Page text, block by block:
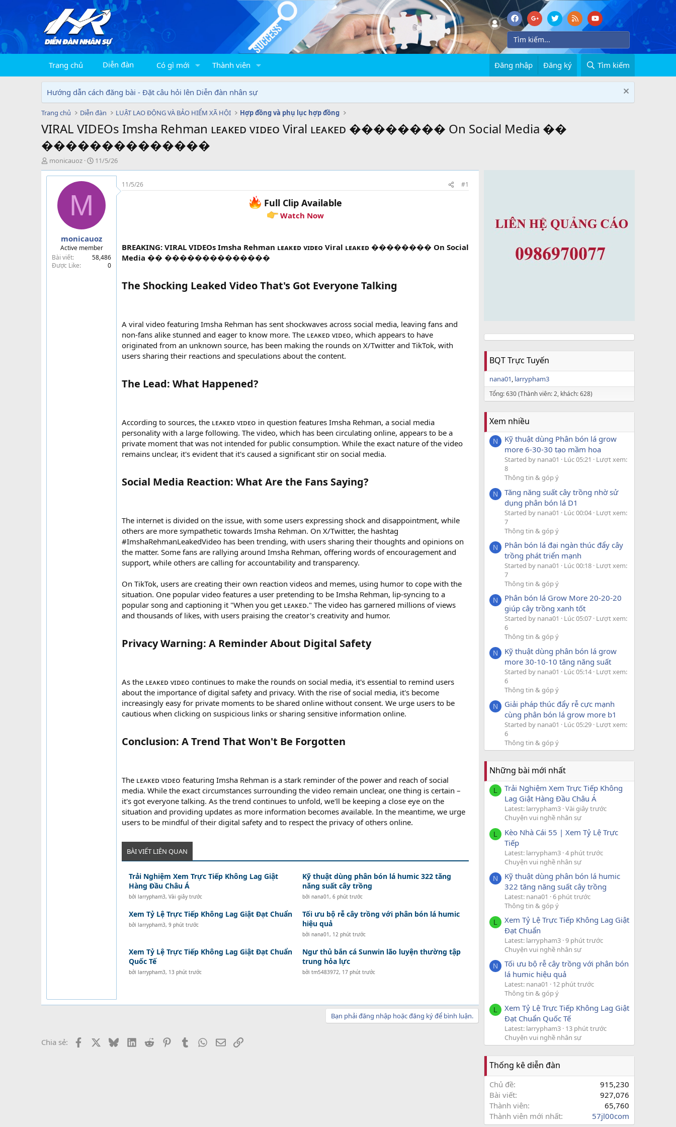
Trang chủ Diễn đàn Có gì mới Thành viên Đăng nhập Đăng ký Tìm kiếm
Hướng dẫn cách đăng bài - Đặt câu hỏi lên Diễn đàn nhân sự
Trang chủ Diễn đàn LUẬT LAO ĐỘNG VÀ BẢO HIỂM XÃ HỘI Hợp đồng và phụ lục hợp đồng
VIRAL VIDEOs Imsha Rehman ʟᴇᴀᴋᴇᴅ ᴠɪᴅᴇᴏ Viral ʟᴇᴀᴋᴇᴅ �������� On Social Media ��
��������������
T
h
r
monicauoz
N
g
à
y
11/5/26
M
monicauoz
Active member
Bài viết
58,486
Được Like
0
11/5/26 #1
Full Clip Available
Watch Now
BREAKING: VIRAL VIDEOs Imsha Rehman ʟᴇᴀᴋᴇᴅ ᴠɪᴅᴇᴏ Viral ʟᴇᴀᴋᴇᴅ �������� On Social
Media �� ��������������
The Shocking Leaked Video That's Got Everyone Talking​
A viral video featuring Imsha Rehman has sent shockwaves across social media, leaving fans and
non-fans alike stunned and eager to know more. The ʟᴇᴀᴋᴇᴅ ᴠɪᴅᴇᴏ, which appears to have
originated from an unknown source, has been making the rounds on X/Twitter and TikTok, with
users sharing their reactions and speculations about the content.
The Lead: What Happened?​
According to sources, the ʟᴇᴀᴋᴇᴅ ᴠɪᴅᴇᴏ in question features Imsha Rehman, a social media
personality with a large following. The video, which has been circulating online, appears to be a
private moment that was not intended for public consumption. While the exact nature of the video
remains unclear, it's evident that it's caused a significant stir on social media.
Social Media Reaction: What Are the Fans Saying?​
The internet is divided on the issue, with some users expressing shock and disappointment, while
others are more sympathetic towards Imsha Rehman. On X/Twitter, the hashtag
#ImshaRehmanLeakedVideo has been trending, with users sharing their thoughts and opinions on
the matter. Some fans are rallying around Imsha Rehman, offering words of encouragement and
support, while others are calling for accountability and transparency.
On TikTok, users are creating their own reaction videos and memes, using humor to cope with the
situation. One popular video features a user pretending to be Imsha Rehman, lip-syncing to a
popular song and captioning it "When you get ʟᴇᴀᴋᴇᴅ." The video has garnered millions of views
and thousands of likes, with users praising the creator's creativity and humor.
Privacy Warning: A Reminder About Digital Safety​
As the ʟᴇᴀᴋᴇᴅ ᴠɪᴅᴇᴏ continues to make the rounds on social media, it's essential to remind users
about the importance of digital safety and privacy. With the rise of social media, it's become
increasingly easy for private moments to be shared online without consent. We urge users to be
cautious when clicking on suspicious links or sharing sensitive information online.
Conclusion: A Trend That Won't Be Forgotten​
The ʟᴇᴀᴋᴇᴅ ᴠɪᴅᴇᴏ featuring Imsha Rehman is a stark reminder of the power and reach of social
media. While the exact circumstances surrounding the video remain unclear, one thing is certain –
it's got everyone talking. As the trend continues to unfold, we'll be keeping a close eye on the
situation and providing updates as more information becomes available. In the meantime, we urge
users to be mindful of their digital safety and to respect the privacy of others online.
BÀI VIẾT LIÊN QUAN
Trải Nghiệm Xem Trực Tiếp Không Lag Giật
Hàng Đầu Châu Á
bởi larrypham3, Vài giây trước
Kỹ thuật dùng phân bón lá humic 322 tăng
năng suất cây trồng
bởi nana01, 6 phút trước
Xem Tỷ Lệ Trực Tiếp Không Lag Giật Đạt Chuẩn
bởi larrypham3, 9 phút trước
Tối ưu bộ rễ cây trồng với phân bón lá humic
hiệu quả
bởi nana01, 12 phút trước
Xem Tỷ Lệ Trực Tiếp Không Lag Giật Đạt Chuẩn
Quốc Tế
bởi larrypham3, 13 phút trước
Ngư thủ bắn cá Sunwin lão luyện thường tập
trung hỏa lực
bởi tm5483972, 17 phút trước
Bạn phải đăng nhập hoặc đăng ký để bình luận.
Chia sẻ: Facebook BlueskyLinkedIn
Reddit PinterestTumblr WhatsApp
EmailLink
BQT Trực Tuyến
nana01 larrypham3
Tổng: 630 (Thành viên: 2, khách: 628)
Xem nhiều
N
Kỹ thuật dùng Phân bón lá grow
more 6-30-30 tạo mầm hoa
Started by nana01 Lúc 05:21
Lượt xem:
8
Thông tin & góp ý
N
Tăng năng suất cây trồng nhờ sử
dụng phân bón lá D1
Started by nana01 Lúc 00:04 Lượt xem:
7
Thông tin & góp ý
N
Phân bón lá đại ngàn thúc đẩy cây
trồng phát triển mạnh
Started by nana01 Lúc 00:18 Lượt xem:
7
Thông tin & góp ý
N
Phân bón lá Grow More 20-20-20
giúp cây trồng xanh tốt
Started by nana01 Lúc 05:07 Lượt xem:
6
Thông tin & góp ý
N
Kỹ thuật dùng phân bón lá grow
more 30-10-10 tăng năng suất
Started by nana01 Lúc 05:14 Lượt xem:
6
Thông tin & góp ý
N
Giải pháp thúc đẩy rễ cực mạnh
cùng phân bón lá grow more b1
Started by nana01 Lúc 05:29 Lượt xem:
6
Thông tin & góp ý
Những bài mới nhất
L
Trải Nghiệm Xem Trực Tiếp Không
Lag Giật Hàng Đầu Châu Á
Latest: larrypham3 Vài giây trước
Chuyện vui nghề nhân sự
L
Kèo Nhà Cái 55 | Xem Tỷ Lệ Trực
Tiếp
Latest: larrypham3 4 phút trước
Chuyện vui nghề nhân sự
N
Kỹ thuật dùng phân bón lá humic
322 tăng năng suất cây trồng
Latest: nana01
6 phút trước
Thông tin & góp ý
L
Xem Tỷ Lệ Trực Tiếp Không Lag Giật
Đạt Chuẩn
Latest: larrypham3 9 phút trước
Chuyện vui nghề nhân sự
N
Tối ưu bộ rễ cây trồng với phân bón
lá humic hiệu quả
Latest: nana01
12 phút trước
Thông tin & góp ý
L
Xem Tỷ Lệ Trực Tiếp Không Lag Giật
Đạt Chuẩn Quốc Tế
Latest: larrypham3 13 phút trước
Chuyện vui nghề nhân sự
Thống kê diễn đàn
Chủ đề
915,230
Bài viết
927,076
Thành viên
65,760
Thành viên mới nhất
57jl00com